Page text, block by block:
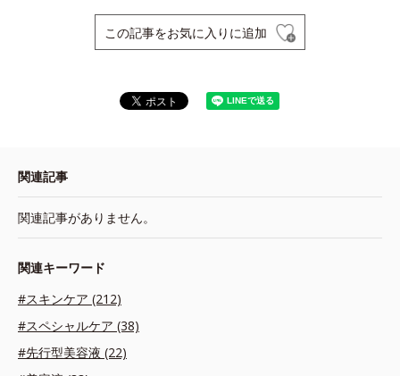
この記事をお気に入りに追加
関連記事
関連記事がありません。
関連キーワード
#スキンケア (212)
#スペシャルケア (38)
#先行型美容液 (22)